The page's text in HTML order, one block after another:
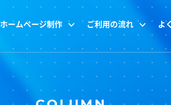
ホームページ制作 ご利用の流れ よ